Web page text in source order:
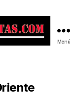
Menú